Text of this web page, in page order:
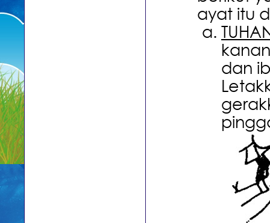
ayat itu
dan